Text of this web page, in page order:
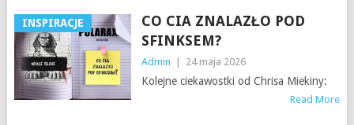
INSPIRACJE
CO CIA ZNALAZŁO POD
SFINKSEM?
Admin 24 maja 2026
Kolejne ciekawostki od Chrisa Miekiny:
Read More